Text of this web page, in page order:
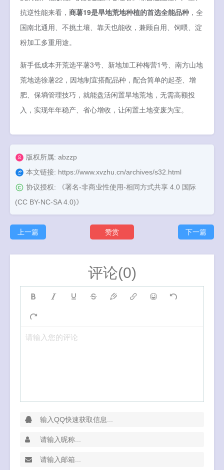
抗逆性能来看， 商薯19是旱地荒地种植的首选全能品种 ，全
国南北通用、不挑土壤、靠天也能收，兼顾自用、饲喂、淀
粉加工多重用途。
新手低成本开荒选平薯3号、新地加工种梅营1号、南方山地
荒地选徐薯22，因地制宜搭配品种，配合简单的起垄、增
肥、保墒管理技巧，就能盘活闲置旱地荒地，无需高额投
入，实现年年稳产、省心增收，让闲置土地变废为宝。
版权所属: abzzp
本文链接: https://www.xvzhu.cn/archives/s32.html
协议授权:
《署名-非商业性使用-相同方式共享 4.0 国际
(CC BY-NC-SA 4.0)》
下一篇
上一篇 赞赏
评论(0)
请输入您的评论